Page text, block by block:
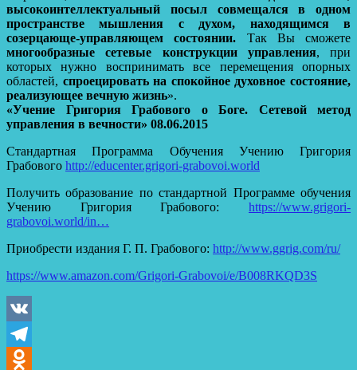
высокоинтеллектуальный посыл совмещался в одном
пространстве мышления с духом, находящимся в
созерцающе-управляющем состоянии. Так Вы сможете
многообразные сетевые конструкции управления, при
которых нужно воспринимать все перемещения опорных
областей, спроецировать на спокойное духовное состояние,
реализующее вечную жизнь».
«Учение Григория Грабового о Боге. Сетевой метод
управления в вечности» 08.06.2015
Стандартная Программа Обучения Учению Григория
Грабового http://educenter.grigori-grabovoi.world
Получить образование по стандартной Программе обучения
Учению Григория Грабового: https://www.grigori-
grabovoi.world/in…
Приобрести издания Г. П. Грабового: http://www.ggrig.com/ru/
https://www.amazon.com/Grigori-Grabovoi/e/B008RKQD3S
VK
Telegram